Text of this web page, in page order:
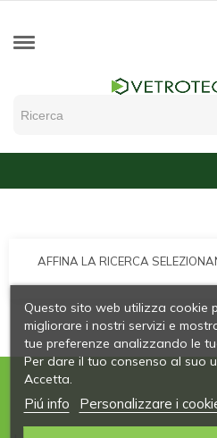
AFFINA LA RICERCA
Questo sito web utilizza cookie
migliorare i nostri servizi e
tue preferenze analizzando le
Per dare il tuo consenso al suo
Accetta.
Piú info Personalizzare i